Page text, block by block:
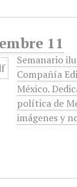
11
Semanario
Compañía
México.
política de
imágenes y